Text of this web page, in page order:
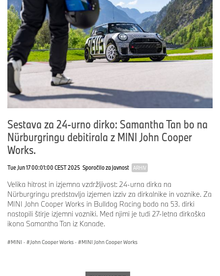
Sestava za 24-urno dirko: Samantha Tan bo na
Nürburgringu debitirala z MINI John Cooper
Works.
Tue Jun 17 00:01:00 CEST 2025 Sporočilo za javnost ARHIV
Velika hitrost in izjemna vzdržljivost: 24-urna dirka na
Nürburgringu predstavlja izjemen izziv za dirkalnike in voznike. Za
MINI John Cooper Works in Bulldog Racing bodo na 53. dirki
nastopili štirje izjemni vozniki. Med njimi je tudi 27-letna dirkaška
ikona Samantha Tan iz Kanade.
MINI · John Cooper Works · MINI John Cooper Works